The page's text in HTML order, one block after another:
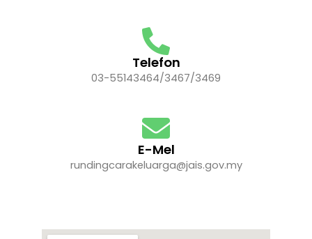
Telefon
03-55143464/3467/3469
E-Mel
rundingcarakeluarga@jais.gov.my